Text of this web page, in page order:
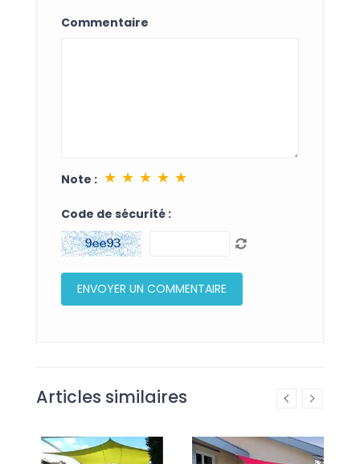
Commentaire
Note : ★ ★ ★ ★ ★
Code de sécurité :
Articles similaires